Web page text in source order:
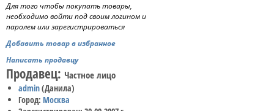
Для того чтобы покупать товары,
необходимо войти под своим логином и
паролем или зарегистрироваться
Добавить товар в избранное
Написать продавцу
Продавец: Частное лицо
admin(Данила)
Город: Москва